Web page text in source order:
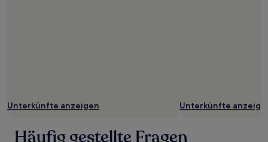
Unterkünfte anzeigen Unterkünfte
Häufig gestellte Fragen